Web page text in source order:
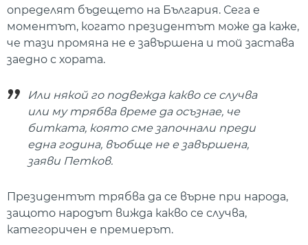
определят бъдещето на България. Сега е
моментът, когато президентът може да каже,
че тази промяна не е завършена и той застава
заедно с хората.
Или някой го подвежда какво се случва
или му трябва време да осъзнае, че
битката, която сме започнали преди
една година, въобще не е завършена,
заяви Петков.
Президентът трябва да се върне при народа,
защото народът вижда какво се случва,
категоричен е премиерът.